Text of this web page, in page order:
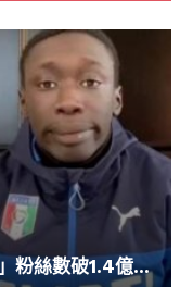
粉絲數破1.4億...